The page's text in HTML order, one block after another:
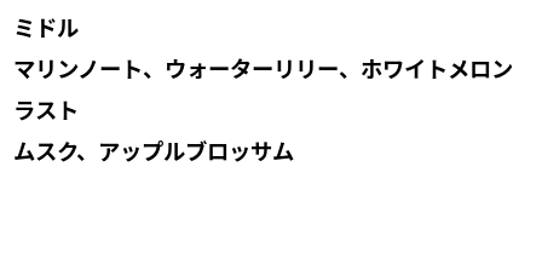
ミドル
マリンノート、ウォーターリリー、ホワイトメロン
ラスト
ムスク、アップルブロッサム